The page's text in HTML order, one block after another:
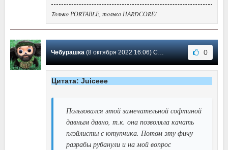
Toлькo РОRТАВLЕ, тoлькo НАRDСОRЕ!
Чебурашка(8 октября 2022 16:06) Сообщение #566 0
Цитата: Juiceee
Пользовался этой замечательной софтиной
давным давно, т.к. она позволяла качать
плэйлисты с ютупчика. Потом эту фичу
разрабы рубанули и на мой вопрос